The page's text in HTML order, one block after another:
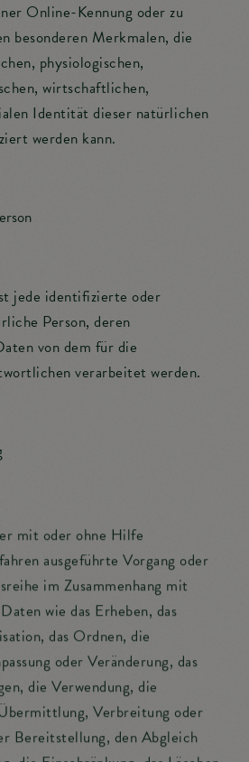
Online-Kennung oder zu
besonderen Merkmalen, die
physiologischen,
wirtschaftlichen,
Identität dieser natürlichen
werden kann.
jede identifizierte oder
Person, deren
von dem für die
verarbeitet werden.
mit oder ohne Hilfe
ausgeführte Vorgang oder
im Zusammenhang mit
wie das Erheben, das
das Ordnen, die
oder Veränderung, das
die Verwendung, die
Verbreitung oder
Bereitstellung, den Abgleich